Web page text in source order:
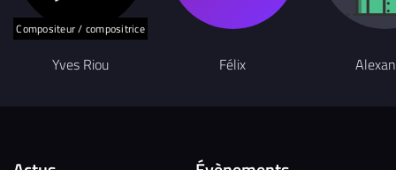
Compositeur / compositrice
Yves Riou Félix